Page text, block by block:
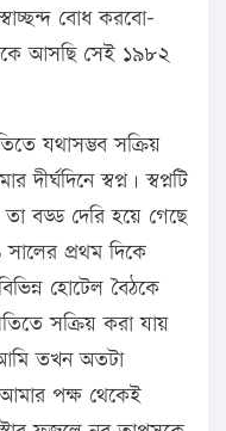
বোধ করবো-
আসছি সেই ১৯৮২
যথাসম্ভব সক্রিয়
স্বপ্ন। স্বপ্নটি
বড্ড দেরি হয়ে গেছে
প্রথম দিকে
হোটেল বৈঠকে
সক্রিয় করা যায়
তখন অতটা
পক্ষ থেকেই